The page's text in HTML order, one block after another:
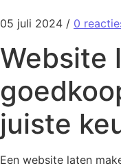
05 juli 2024 / 0
Website
juiste
Een website laten